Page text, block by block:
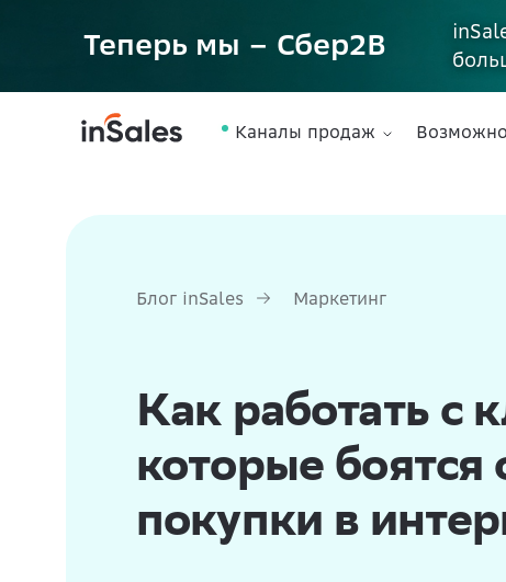
Теперь мы – Сбер2B
Каналы продаж
Блог inSales Маркетинг
Как работать с
которые боятся
покупки в